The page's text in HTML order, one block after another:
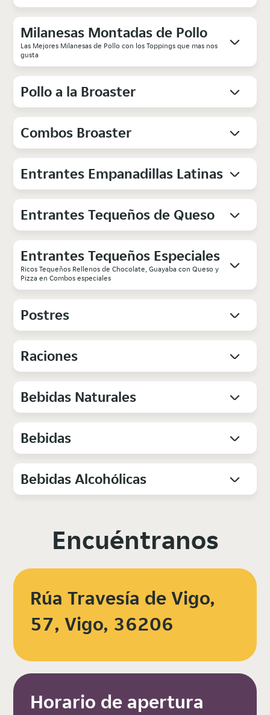
Milanesas Montadas de Pollo
Las Mejores Milanesas de Pollo con los Toppings que mas nos
gusta
Pollo a la Broaster
Combos Broaster
Entrantes Empanadillas Latinas
Entrantes Tequeños de Queso
Entrantes Tequeños Especiales
Ricos Tequeños Rellenos de Chocolate, Guayaba con Queso y
Pizza en Combos especiales
Postres
Raciones
Bebidas Naturales
Bebidas
Bebidas Alcohólicas
Encuéntranos
Rúa Travesía de Vigo,
57, Vigo, 36206
Horario de apertura